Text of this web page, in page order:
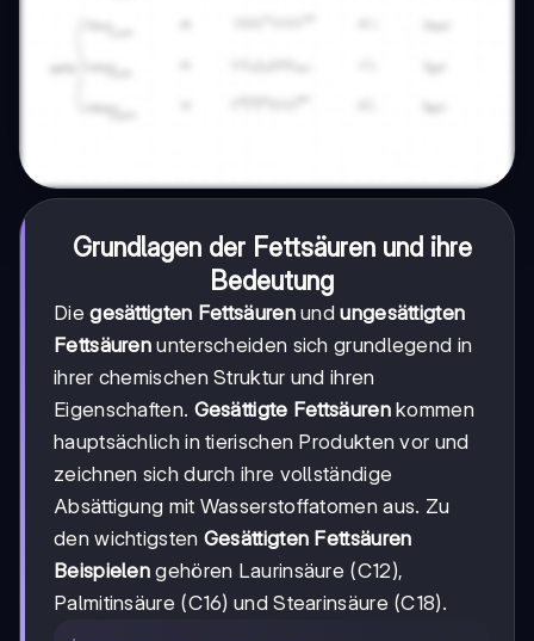
Grundlagen der Fettsäuren und ihre
Bedeutung
Diegesättigten Fettsäurenundungesättigten
Fettsäuren unterscheiden sich grundlegend in
ihrer chemischen Struktur und ihren
Eigenschaften. Gesättigte Fettsäurenkommen
hauptsächlich in tierischen Produkten vor und
zeichnen sich durch ihre vollständige
Absättigung mit Wasserstoffatomen aus. Zu
den wichtigsten Gesättigten Fettsäuren
Beispielen gehören Laurinsäure (C12),
Palmitinsäure (C16) und Stearinsäure (C18).